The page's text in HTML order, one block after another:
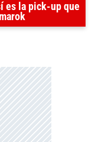
es la pick-up que